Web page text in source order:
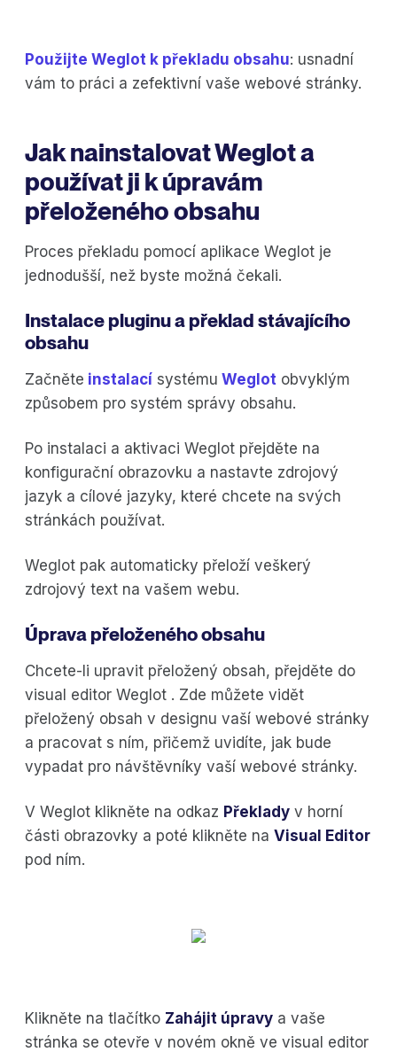
Použijte Weglot k překladu obsahu: usnadní
vám to práci a zefektivní vaše webové stránky.
Jak nainstalovat Weglot a
používat ji k úpravám
přeloženého obsahu
Proces překladu pomocí aplikace Weglot je
jednodušší, než byste možná čekali.
Instalace pluginu a překlad stávajícího
obsahu
Začněte instalací systému Weglot obvyklým
způsobem pro systém správy obsahu.
Po instalaci a aktivaci Weglot přejděte na
konfigurační obrazovku a nastavte zdrojový
jazyk a cílové jazyky, které chcete na svých
stránkách používat.
Weglot pak automaticky přeloží veškerý
zdrojový text na vašem webu.
Úprava přeloženého obsahu
Chcete-li upravit přeložený obsah, přejděte do
visual editor Weglot . Zde můžete vidět
přeložený obsah v designu vaší webové stránky
a pracovat s ním, přičemž uvidíte, jak bude
vypadat pro návštěvníky vaší webové stránky.
V Weglot klikněte na odkaz Překlady v horní
části obrazovky a poté klikněte na Visual Editor
pod ním.
Klikněte na tlačítko Zahájit úpravy a vaše
stránka se otevře v novém okně ve visual editor